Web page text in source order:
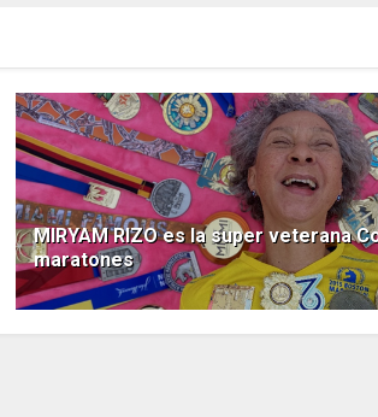
MIRYAM RIZO es la super veterana
maratones